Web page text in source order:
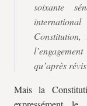
soixante
qu’après
Mais la